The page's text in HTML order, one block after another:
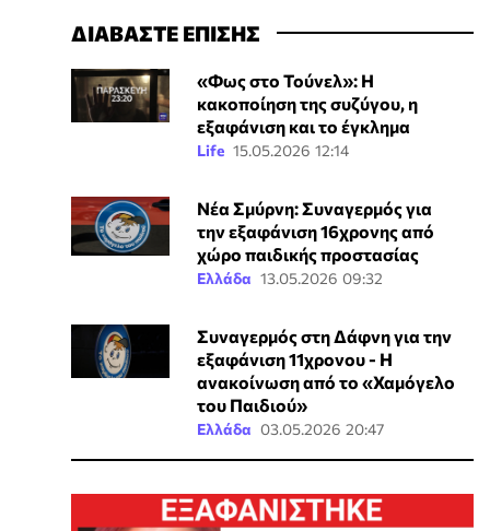
ΔΙΑΒΑΣΤΕ ΕΠΙΣΗΣ
«Φως στο Τούνελ»: Η
κακοποίηση της συζύγου, η
εξαφάνιση και το έγκλημα
Life 15.05.2026 12:14
Νέα Σμύρνη: Συναγερμός για
την εξαφάνιση 16χρονης από
χώρο παιδικής προστασίας
Ελλάδα 13.05.2026 09:32
Συναγερμός στη Δάφνη για την
εξαφάνιση 11χρονου - Η
ανακοίνωση από το «Χαμόγελο
του Παιδιού»
Ελλάδα 03.05.2026 20:47